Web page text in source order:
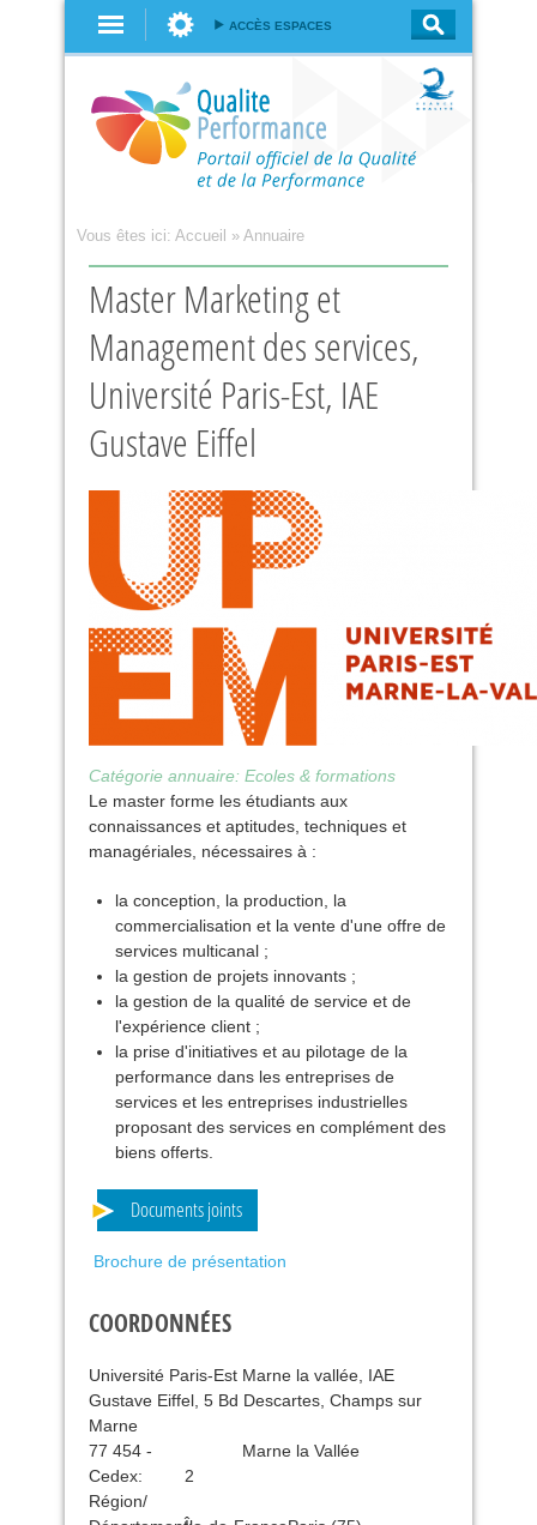
ACCÈS ESPACES
Vous êtes ici: Accueil » Annuaire
Master Marketing et
Management des services,
Université Paris-Est, IAE
Gustave Eiffel
Catégorie annuaire: Ecoles & formations
Le master forme les étudiants aux
connaissances et aptitudes, techniques et
managériales, nécessaires à :
la conception, la production, la
commercialisation et la vente d'une offre de
services multicanal ;
la gestion de projets innovants ;
la gestion de la qualité de service et de
l'expérience client ;
la prise d'initiatives et au pilotage de la
performance dans les entreprises de
services et les entreprises industrielles
proposant des services en complément des
biens offerts.
Documents joints
Brochure de présentation
COORDONNÉES
Université Paris-Est Marne la vallée, IAE
Gustave Eiffel, 5 Bd Descartes, Champs sur
Marne
77 454 -
Marne la Vallée
Cedex:
2
Région/